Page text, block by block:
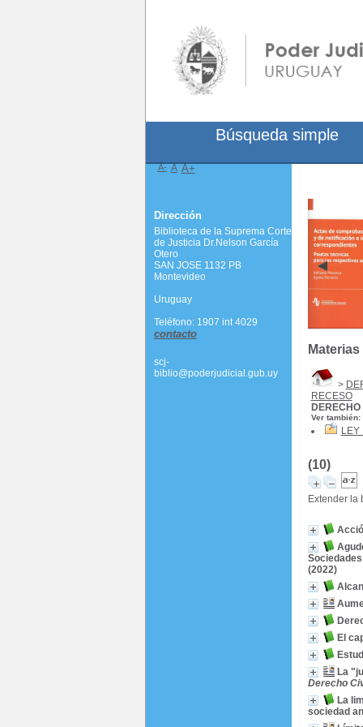
Materias
>
RECESO
Ver también:
LEY
(10)
Extender la
(2022)
El
La
Derecho
La
sociedad
Búsqueda simple
A- A A+
Dirección
Biblioteca de la Suprema Corte
de Justicia Dr.Nelson García
Otero
SAN JOSE 1132 PB
Montevideo
Uruguay
Teléfono: 1907 int 4029
contacto
scj-
biblio@poderjudicial.gub.uy